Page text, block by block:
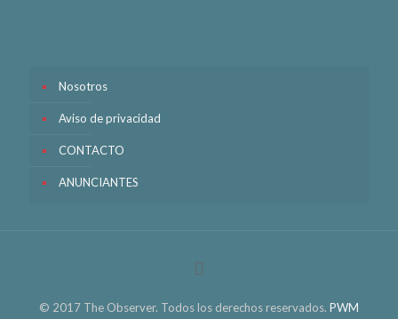
Nosotros
Aviso de privacidad
CONTACTO
ANUNCIANTES
© 2017 The Observer. Todos los derechos reservados. PWM